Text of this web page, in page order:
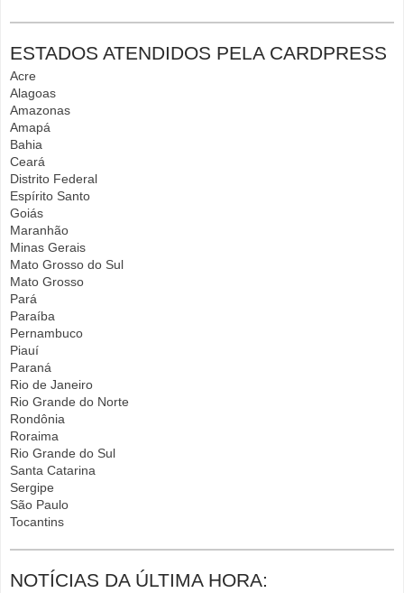
ESTADOS ATENDIDOS PELA CARDPRESS
Acre
Alagoas
Amazonas
Amapá
Bahia
Ceará
Distrito Federal
Espírito Santo
Goiás
Maranhão
Minas Gerais
Mato Grosso do Sul
Mato Grosso
Pará
Paraíba
Pernambuco
Piauí
Paraná
Rio de Janeiro
Rio Grande do Norte
Rondônia
Roraima
Rio Grande do Sul
Santa Catarina
Sergipe
São Paulo
Tocantins
NOTÍCIAS DA ÚLTIMA HORA: